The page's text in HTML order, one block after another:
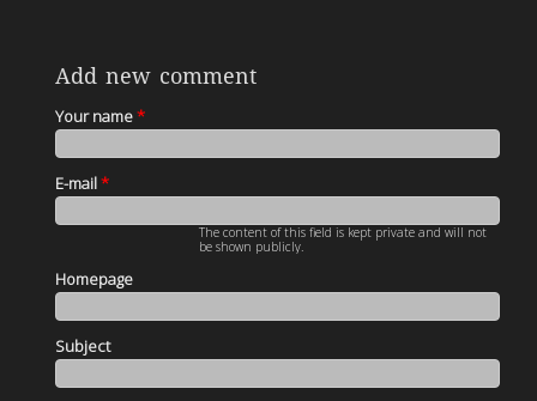
Add new comment
Your name*
E-mail*
The content of this field is kept private and will not
be shown publicly.
Homepage
Subject